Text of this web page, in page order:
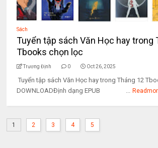
Sách
Tuyển tập sách Văn Học hay trong
Tbooks chọn lọc
Trương Định 0 Oct 26, 2025
Tuyển tập sách Văn Học hay trong Tháng 12
DOWNLOADĐịnh dạng EPUB ...
1 2 3 4 5